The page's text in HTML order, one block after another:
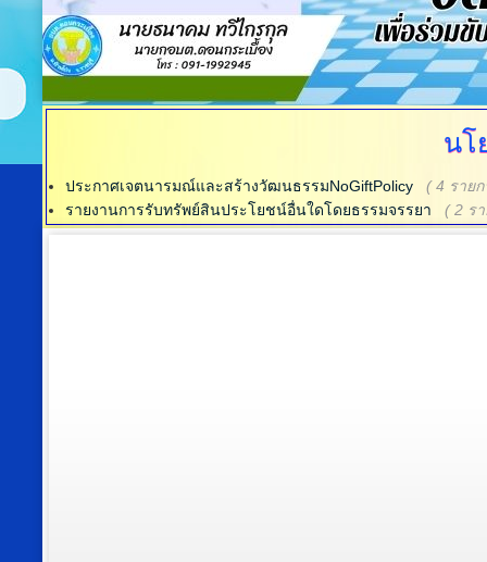
นโ
ประกาศเจตนารมณ์และสร้างวัฒนธรรมNoGiftPolicy
( 4 รายก
รายงานการรับทรัพย์สินประโยชน์อื่นใดโดยธรรมจรรยา
( 2 ร